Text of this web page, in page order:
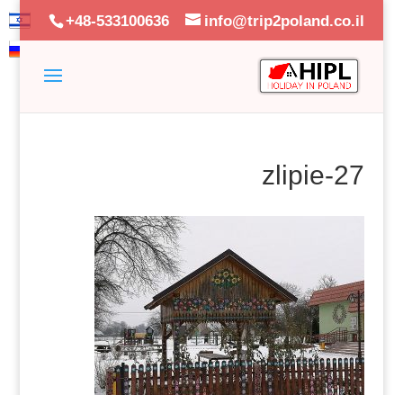
+48-533100636 info@trip2poland.co.il
zlipie-27